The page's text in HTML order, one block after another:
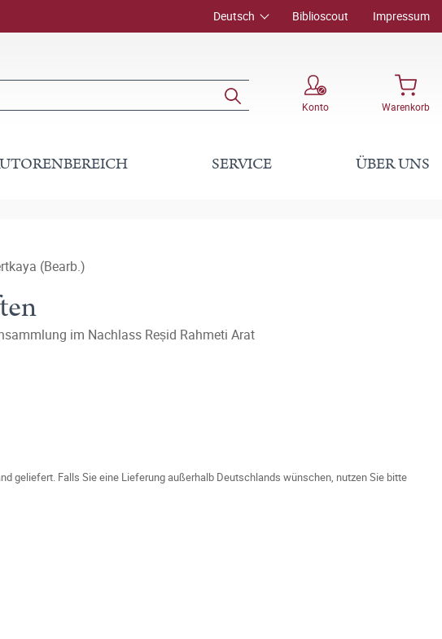
Deutsch Biblioscout Impressum
Konto Warenkorb
SERVICE ÜBER UNS
(Bearb.)
im Nachlass Reșid Rahmeti Arat
geliefert. Falls Sie eine Lieferung außerhalb Deutschlands wünschen, nutzen Sie bitte